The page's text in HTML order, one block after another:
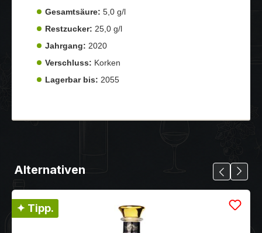
Gesamtsäure: 5,0 g/l
Restzucker: 25,0 g/l
Jahrgang: 2020
Verschluss: Korken
Lagerbar bis: 2055
Alternativen
✦ Tipp.